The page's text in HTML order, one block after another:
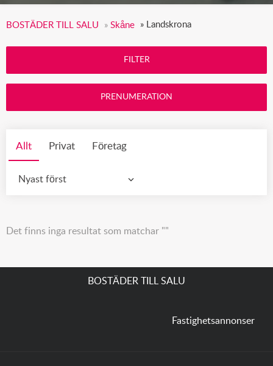
BOSTÄDER TILL SALU » Skåne » Landskrona
FILTER
PRENUMERATION
Allt Privat Företag
Nyast först
Det finns inga resultat som matchar ""
BOSTÄDER TILL SALU
Fastighetsannonser